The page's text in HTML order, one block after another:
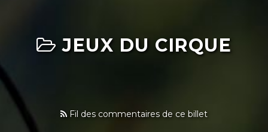
JEUX DU CIRQUE
Fil des commentaires de ce billet